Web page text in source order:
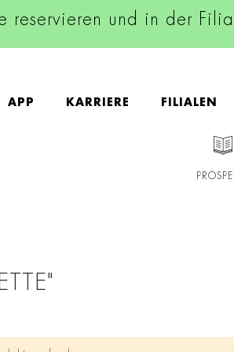
reservieren und in der
APP KARRIERE FILIALEN